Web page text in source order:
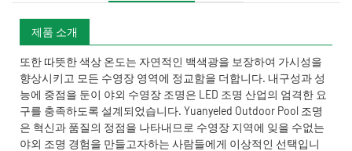
제품 소개
또한 따뜻한 색상 온도는 자연적인 백색광을 보장하여 가시성을
향상시키고 모든 수영장 영역에 정교함을 더합니다. 내구성과 성
능에 중점을 둔이 야외 수영장 조명은 LED 조명 산업의 엄격한 요
구를 충족하도록 설계되었습니다. Yuanyeled Outdoor Pool 조명
은 혁신과 품질의 정점을 나타내므로 수영장 지역에 잊을 수없는
야외 조명 경험을 만들고자하는 사람들에게 이상적인 선택입니